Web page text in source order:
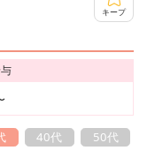
キープ
40代
50代